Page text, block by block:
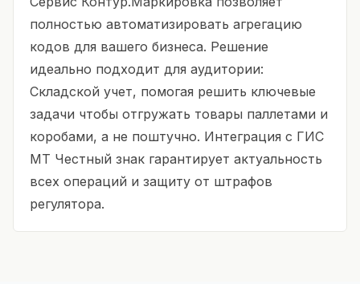
полностью автоматизировать агрегацию
кодов для вашего бизнеса. Решение
идеально подходит для аудитории:
Складской учет, помогая решить ключевые
задачи чтобы отгружать товары паллетами и
коробами, а не поштучно. Интеграция с ГИС
МТ Честный знак гарантирует актуальность
всех операций и защиту от штрафов
регулятора.